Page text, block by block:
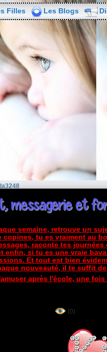
Filles Les Blogs
messagerie et
semaine, retrouve un
copines, tu es vraiment au
raconte tes
enfin, si tu es une vraie
Et tout est bien
nouveauté, il te suffit
après l'école, une
(0)